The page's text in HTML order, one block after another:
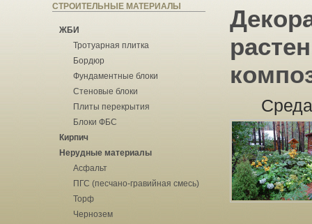
СТРОИТЕЛЬНЫЕ МАТЕРИАЛЫ
ЖБИ
Тротуарная плитка
Бордюр
Фундаментные блоки
Стеновые блоки
Плиты перекрытия
Блоки ФБС
Кирпич
Нерудные материалы
Асфальт
ПГС (песчано-гравийная смесь)
Торф
Чернозем